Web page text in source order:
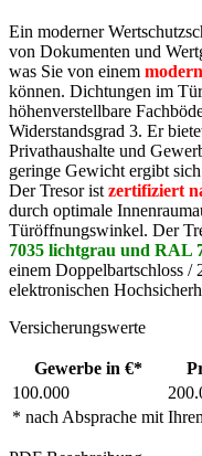
Ein moderner
von Dokumenten und
was Sie von einem
können. Dichtungen im
höhenverstellbare
Widerstandsgrad 3. Er
Privathaushalte und
geringe Gewicht ergibt
Der Tresor ist zertifiziert
durch optimale
Türöffnungswinkel. Der
7035 lichtgrau und RAL
einem Doppelbartschloss /
elektronischen
Versicherungswerte
Gewerbe in €*
* nach Absprache mit
100.000